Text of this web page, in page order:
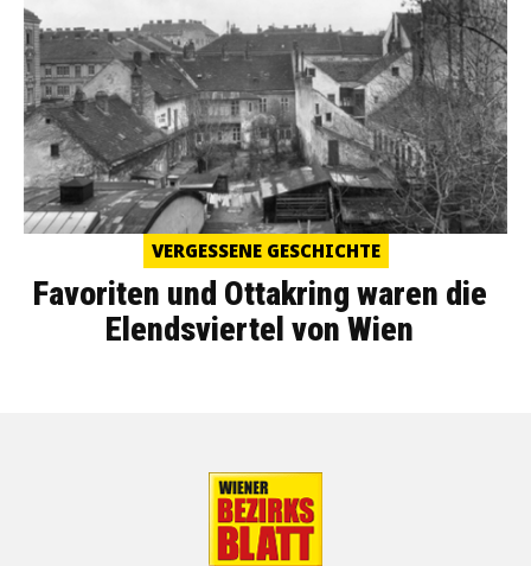
VERGESSENE GESCHICHTE
Favoriten und Ottakring waren die
Elendsviertel von Wien